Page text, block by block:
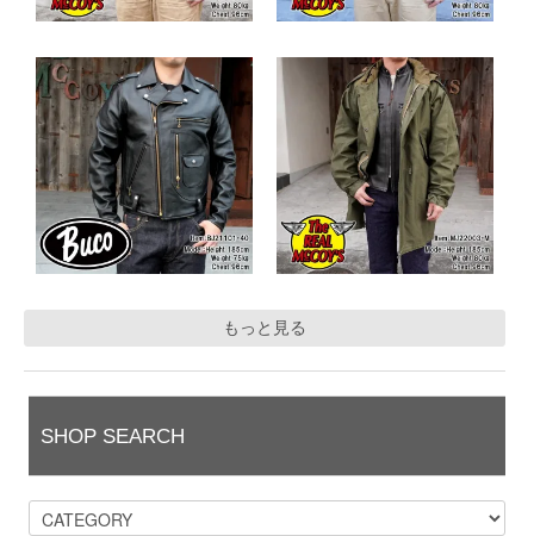
もっと見る
SHOP SEARCH